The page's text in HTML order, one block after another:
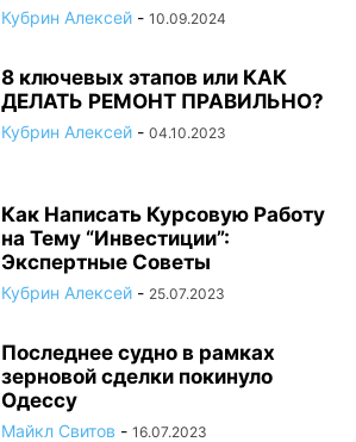
Кубрин Алексей - 10.09.2024
8 ключевых этапов или КАК
ДЕЛАТЬ РЕМОНТ ПРАВИЛЬНО?
Кубрин Алексей - 04.10.2023
Как Написать Курсовую Работу
на Тему “Инвестиции”:
Экспертные Советы
Кубрин Алексей - 25.07.2023
Последнее судно в рамках
зерновой сделки покинуло
Одессу
Майкл Свитов - 16.07.2023